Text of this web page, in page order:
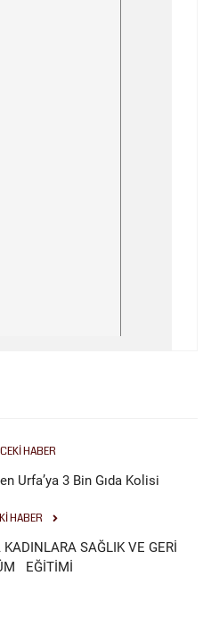
HABER
Urfa’ya 3 Bin Gıda Kolisi
HABER
SAĞLIK VE GERİ
EĞİTİMİ